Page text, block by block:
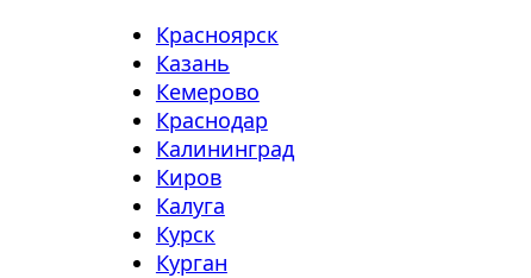
Красноярск
Казань
Кемерово
Краснодар
Калининград
Киров
Калуга
Курск
Курган